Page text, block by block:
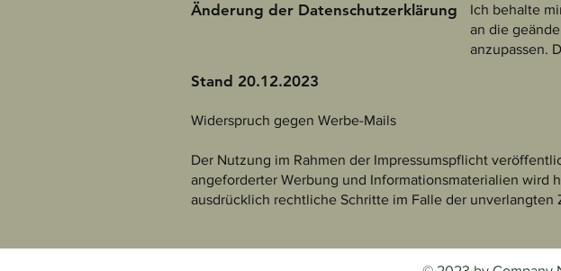
Änderung der Datenschutzerklärung
Ich behalte
an die
anzupassen.
Stand 20.12.2023
Widerspruch gegen Werbe-Mails
Der Nutzung im Rahmen der Impressumspflicht
angeforderter Werbung und Informationsmaterialien wird
ausdrücklich rechtliche Schritte im Falle der